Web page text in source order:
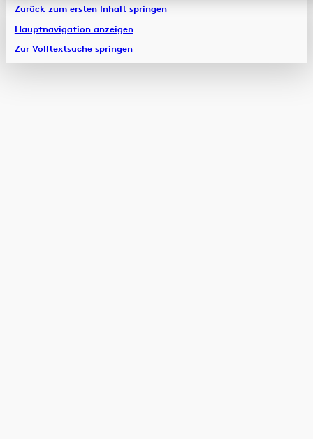
Zurück zum ersten Inhalt springen
Hauptnavigation anzeigen
Zur Volltextsuche springen